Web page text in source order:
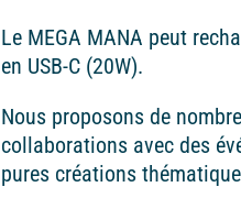
Le MEGA MANA peut
en USB-C (20W).
Nous proposons de
collaborations avec des
pures créations